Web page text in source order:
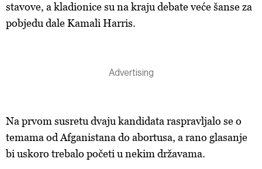
stavove, a kladionice su na kraju debate veće šanse za
pobjedu dale Kamali Harris.
Na prvom susretu dvaju kandidata raspravljalo se o
temama od Afganistana do abortusa, a rano glasanje
bi uskoro trebalo početi u nekim državama.